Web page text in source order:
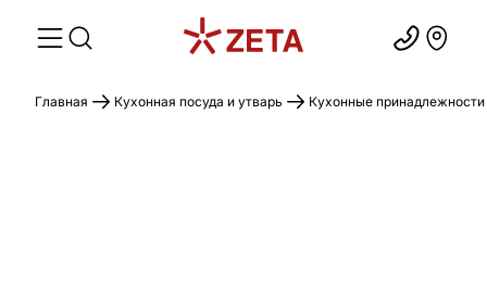
Главная Кухонная посуда и утварь Кухонные принадлежности